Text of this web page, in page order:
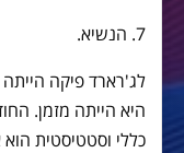
7. הנשיא.
לג'רארד פיקה
היא הייתה מזמן.
כללי וסטטיסטית